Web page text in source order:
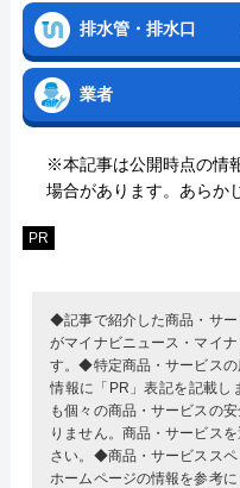
排水管・排水口
業者
※本記事は公開時点の情
場合があります。あらか
PR
◆記事で紹介した商品・サ
がマイナビニュース・マイ
す。◆特定商品・サービスの
情報に「PR」表記を記載
も個々の商品・サービスの
りません。商品・サービス
さい。◆商品・サービスス
ホームページの情報を参考